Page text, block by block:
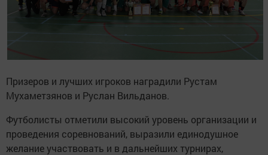
Призеров и лучших игроков наградили Рустам
Мухаметзянов и Руслан Вильданов.
Футболисты отметили высокий уровень организации и
проведения соревнований, выразили единодушное
желание участвовать и в дальнейших турнирах,